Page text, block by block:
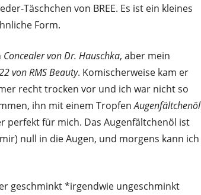
Täschchen von BREE. Es ist ein kleines
Form.
Concealer von Dr. Hauschka, aber mein
von RMS Beauty. Komischerweise kam er
recht trocken vor und ich war nicht so
ihn mit einem TropfenAugenfältchenöl
perfekt für mich. Das Augenfältchenöl ist
null in die Augen, und morgens kann ich
geschminkt *irgendwie ungeschminkt